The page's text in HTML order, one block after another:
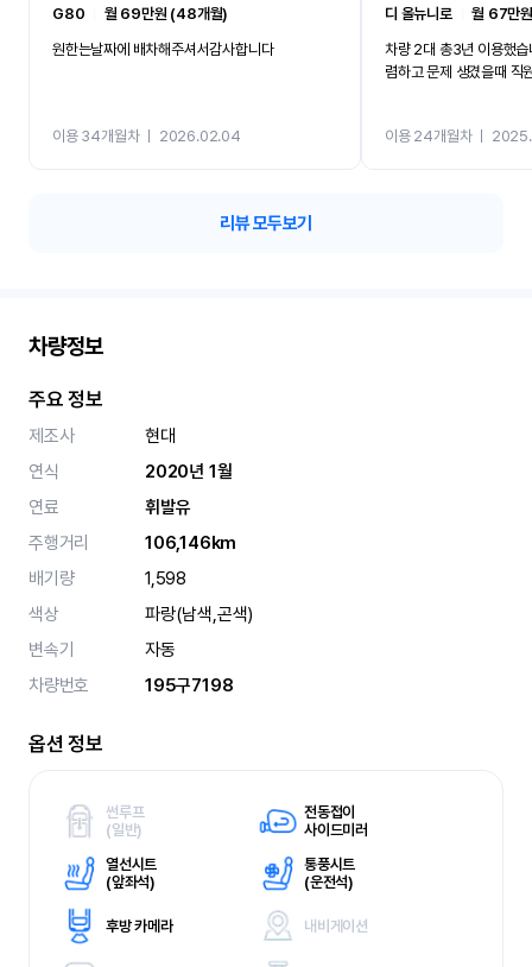
G80
월 69만원 (48개월)
원한는날짜에 배차해주셔서감사합니다
이용 34개월차ㅣ 2026.02.04
디 올뉴니로ㅣ월 67만
차량 2대 총3년 이용했
렴하고 문제 생겼을때 직
이용 24개월차ㅣ
리뷰 모두보기
차량정보
주요 정보
제조사
현대
연식
2020년 1월
연료
휘발유
주행거리
106,146km
배기량
1,598
색상
파랑(남색,곤색)
변속기
자동
차량번호
195구7198
옵션 정보
썬루프
(일반)
전동접이
사이드미러
열선시트
(앞좌석)
통풍시트
(운전석)
후방 카메라 내비게이션